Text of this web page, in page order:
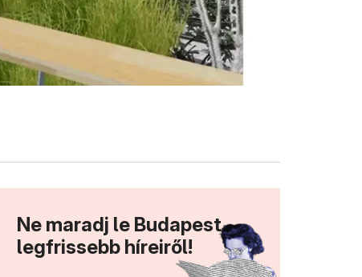
Ne maradj le Budapest
legfrissebb híreiről!